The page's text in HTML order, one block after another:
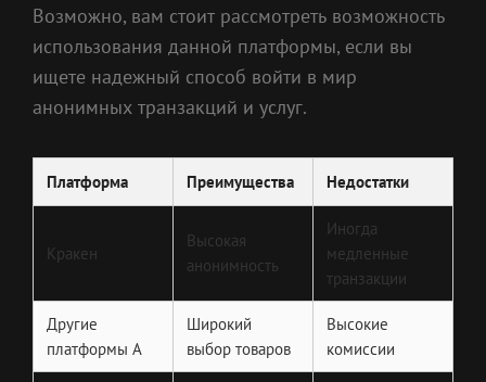
Возможно, вам стоит рассмотреть возможность
использования данной платформы, если вы
ищете надежный способ войти в мир
анонимных транзакций и услуг.
Платформа Преимущества Недостатки
Кракен
Высокая
анонимность
Иногда
медленные
транзакции
Другие
платформы A
Широкий
выбор товаров
Высокие
комиссии